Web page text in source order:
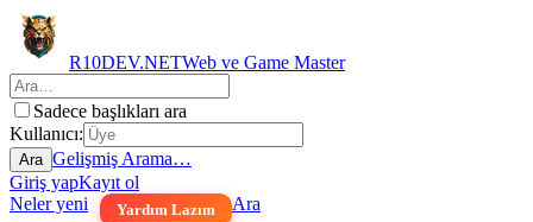
R10DEV.NETWeb ve Game Master
Sadece başlıkları ara
Kullanıcı:
Ara Gelişmiş Arama…
Giriş yapKayıt ol
Neler yeni
Yardım Lazım Ara